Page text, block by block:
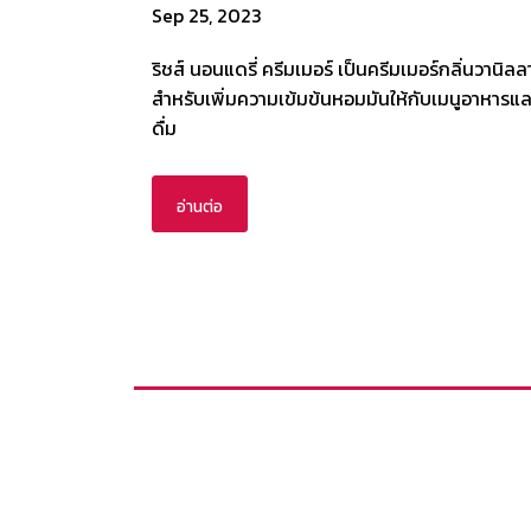
Sep 25, 2023
ริชส์ นอนแดรี่ ครีมเมอร์ เป็นครีมเมอร์กลิ่นวานิลล
สำหรับเพิ่มความเข้มข้นหอมมันให้กับเมนูอาหารแล
ดื่ม
อ่านต่อ